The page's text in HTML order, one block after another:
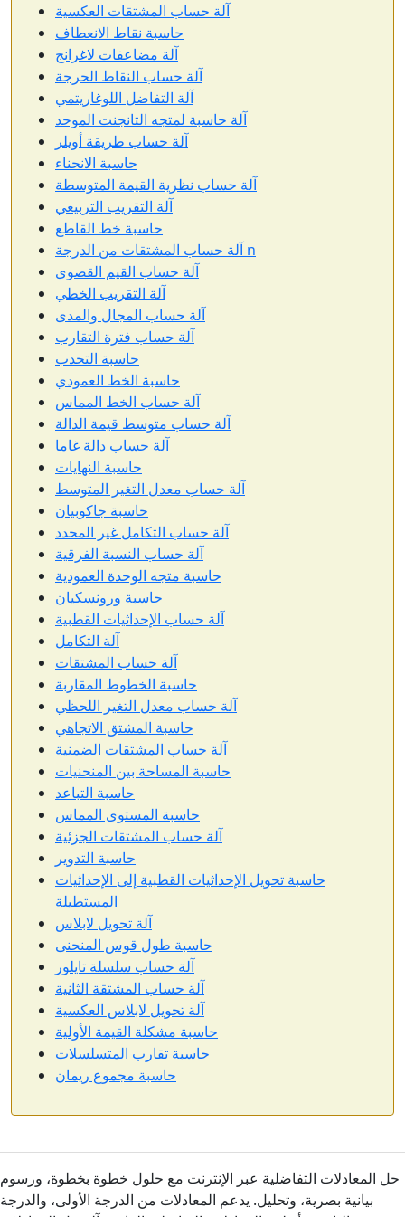
آلة حساب المشتقات العكسية
حاسبة نقاط الانعطاف
آلة مضاعفات لاغرانج
آلة حساب النقاط الحرجة
آلة التفاضل اللوغاريتمي
آلة حاسبة لمتجه التانجنت الموحد
آلة حساب طريقة أويلر
حاسبة الانحناء
آلة حساب نظرية القيمة المتوسطة
آلة التقريب التربيعي
حاسبة خط القاطع
آلة حساب المشتقات من الدرجة n
آلة حساب القيم القصوى
آلة التقريب الخطي
آلة حساب المجال والمدى
آلة حساب فترة التقارب
حاسبة التحدب
حاسبة الخط العمودي
آلة حساب الخط المماس
آلة حساب متوسط قيمة الدالة
آلة حساب دالة غاما
حاسبة النهايات
آلة حساب معدل التغير المتوسط
حاسبة جاكوبيان
آلة حساب التكامل غير المحدد
آلة حساب النسبة الفرقية
حاسبة متجه الوحدة العمودية
حاسبة ورونسكيان
آلة حساب الإحداثيات القطبية
آلة التكامل
آلة حساب المشتقات
حاسبة الخطوط المقاربة
آلة حساب معدل التغير اللحظي
حاسبة المشتق الاتجاهي
آلة حساب المشتقات الضمنية
حاسبة المساحة بين المنحنيات
حاسبة التباعد
حاسبة المستوى المماس
آلة حساب المشتقات الجزئية
حاسبة التدوير
حاسبة تحويل الإحداثيات القطبية إلى الإحداثيات
المستطيلة
آلة تحويل لابلاس
حاسبة طول قوس المنحنى
آلة حساب سلسلة تايلور
آلة حساب المشتقة الثانية
آلة تحويل لابلاس العكسية
حاسبة مشكلة القيمة الأولية
حاسبة تقارب المتسلسلات
حاسبة مجموع ريمان
حل المعادلات التفاضلية عبر الإنترنت مع حلول خطوة بخطوة، ورسوم
بيانية بصرية، وتحليل. يدعم المعادلات من الدرجة الأولى، والدرجة